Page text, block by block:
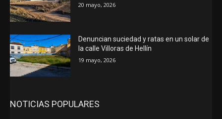
20 mayo, 2026
Denuncian suciedad y ratas en un solar de
la calle Villoras de Hellín
19 mayo, 2026
NOTICIAS POPULARES